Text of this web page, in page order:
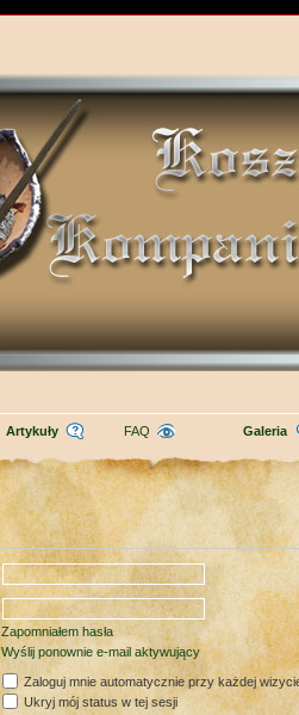
Artykuły FAQ Galeria
Zapomniałem hasła
Wyślij ponownie e-mail aktywujący
Zaloguj mnie automatycznie przy każdej
Ukryj mój status w tej sesji